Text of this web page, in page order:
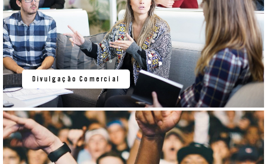
Divulgação Comercial